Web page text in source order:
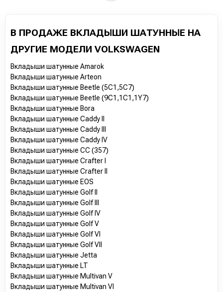
В ПРОДАЖЕ ВКЛАДЫШИ ШАТУННЫЕ НА
ДРУГИЕ МОДЕЛИ VOLKSWAGEN
Вкладыши шатунные Amarok
Вкладыши шатунные Arteon
Вкладыши шатунные Beetle (5C1,5C7)
Вкладыши шатунные Beetle (9C1,1C1,1Y7)
Вкладыши шатунные Bora
Вкладыши шатунные Caddy II
Вкладыши шатунные Caddy III
Вкладыши шатунные Caddy IV
Вкладыши шатунные CC (357)
Вкладыши шатунные Crafter I
Вкладыши шатунные Crafter II
Вкладыши шатунные EOS
Вкладыши шатунные Golf II
Вкладыши шатунные Golf III
Вкладыши шатунные Golf IV
Вкладыши шатунные Golf V
Вкладыши шатунные Golf VI
Вкладыши шатунные Golf VII
Вкладыши шатунные Jetta
Вкладыши шатунные LT
Вкладыши шатунные Multivan V
Вкладыши шатунные Multivan VI